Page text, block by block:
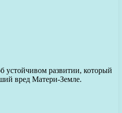
устойчивом развитии, который
вред Матери-Земле.